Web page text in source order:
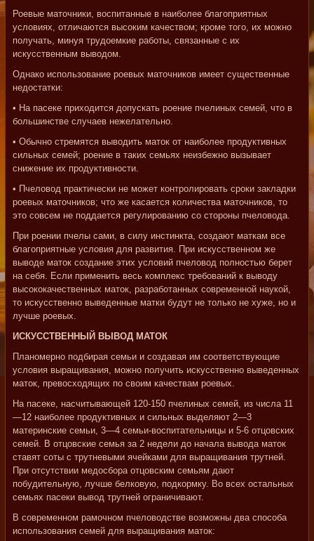
Роевые маточники, воспитанные в наиболее благоприятных
условиях, отличаются высоким качеством; кроме того, их можно
получать, минуя трудоемкие работы, связанные с их
искусственным выводом.
Однако использование роевых маточников имеет существенные
недостатки:
• На пасеке приходится допускать роение пчелиных семей, что в
большинстве случаев нежелательно.
• Обычно стремятся выводить маток от наиболее продуктивных
сильных семей; роение в таких семьях неизбежно вызывает
снижение их продуктивности.
• Пчеловод практически не может контролировать сроки закладки
роевых маточников; что же касается количества маточников, то
это совсем не поддается регулированию со стороны пчеловода.
При роении пчелы сами, в силу инстинкта, создают маткам все
благоприятные условия для развития. При искусственном же
выводе маток создание этих условий пчеловод полностью берет
на себя. Если применить весь комплекс требований к выводу
высококачественных маток, разработанных современной наукой,
то искусственно выведенные матки будут не только не хуже, но и
лучше роевых.
ИСКУССТВЕННЫЙ ВЫВОД МАТОК
Планомерно подбирая семьи и создавая им соответствующие
условия выращивания, можно получить искусственно выведенных
маток, превосходящих по своим качествам роевых.
На пасеке, насчитывающей 120-150 пчелиных семей, из числа 11
—12 наиболее продуктивных и сильных выделяют 2—3
материнские семьи, 3—4 семьи-воспитательницы и 5-6 отцовских
семей. В отцовские семья за 2 недели до начала вывода маток
ставят соты с трутневыми ячейками для выращивания трутней.
При отсутствии медосбора отцовским семьям дают
побудительную, лучше белковую, подкормку. Во всех остальных
семьях пасеки вывод трутней ограничивают.
В современном рамочном пчеловодстве возможны два способа
использования семей для выращивания маток: